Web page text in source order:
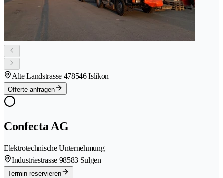
Alte Landstrasse 478546 Islikon
Offerte anfragen
Confecta AG
Elektrotechnische Unternehmung
Industriestrasse 98583 Sulgen
Termin reservieren